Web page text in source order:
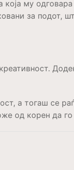
му
за подот,
а тогаш се
од корен да